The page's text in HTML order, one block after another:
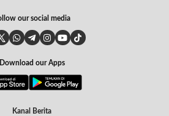
our social media
Download our Apps
Kanal Berita